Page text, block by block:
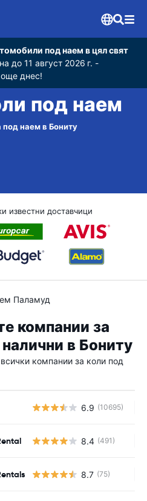
под наем в цял свят
до 11 август 2026 г. -
още днес!
под наем
под наем в Бониту
известни доставчици
Паламуд
компании за
в Бониту
компании за коли под
6.9 (10695)
8.4 (491)
8.7 (75)